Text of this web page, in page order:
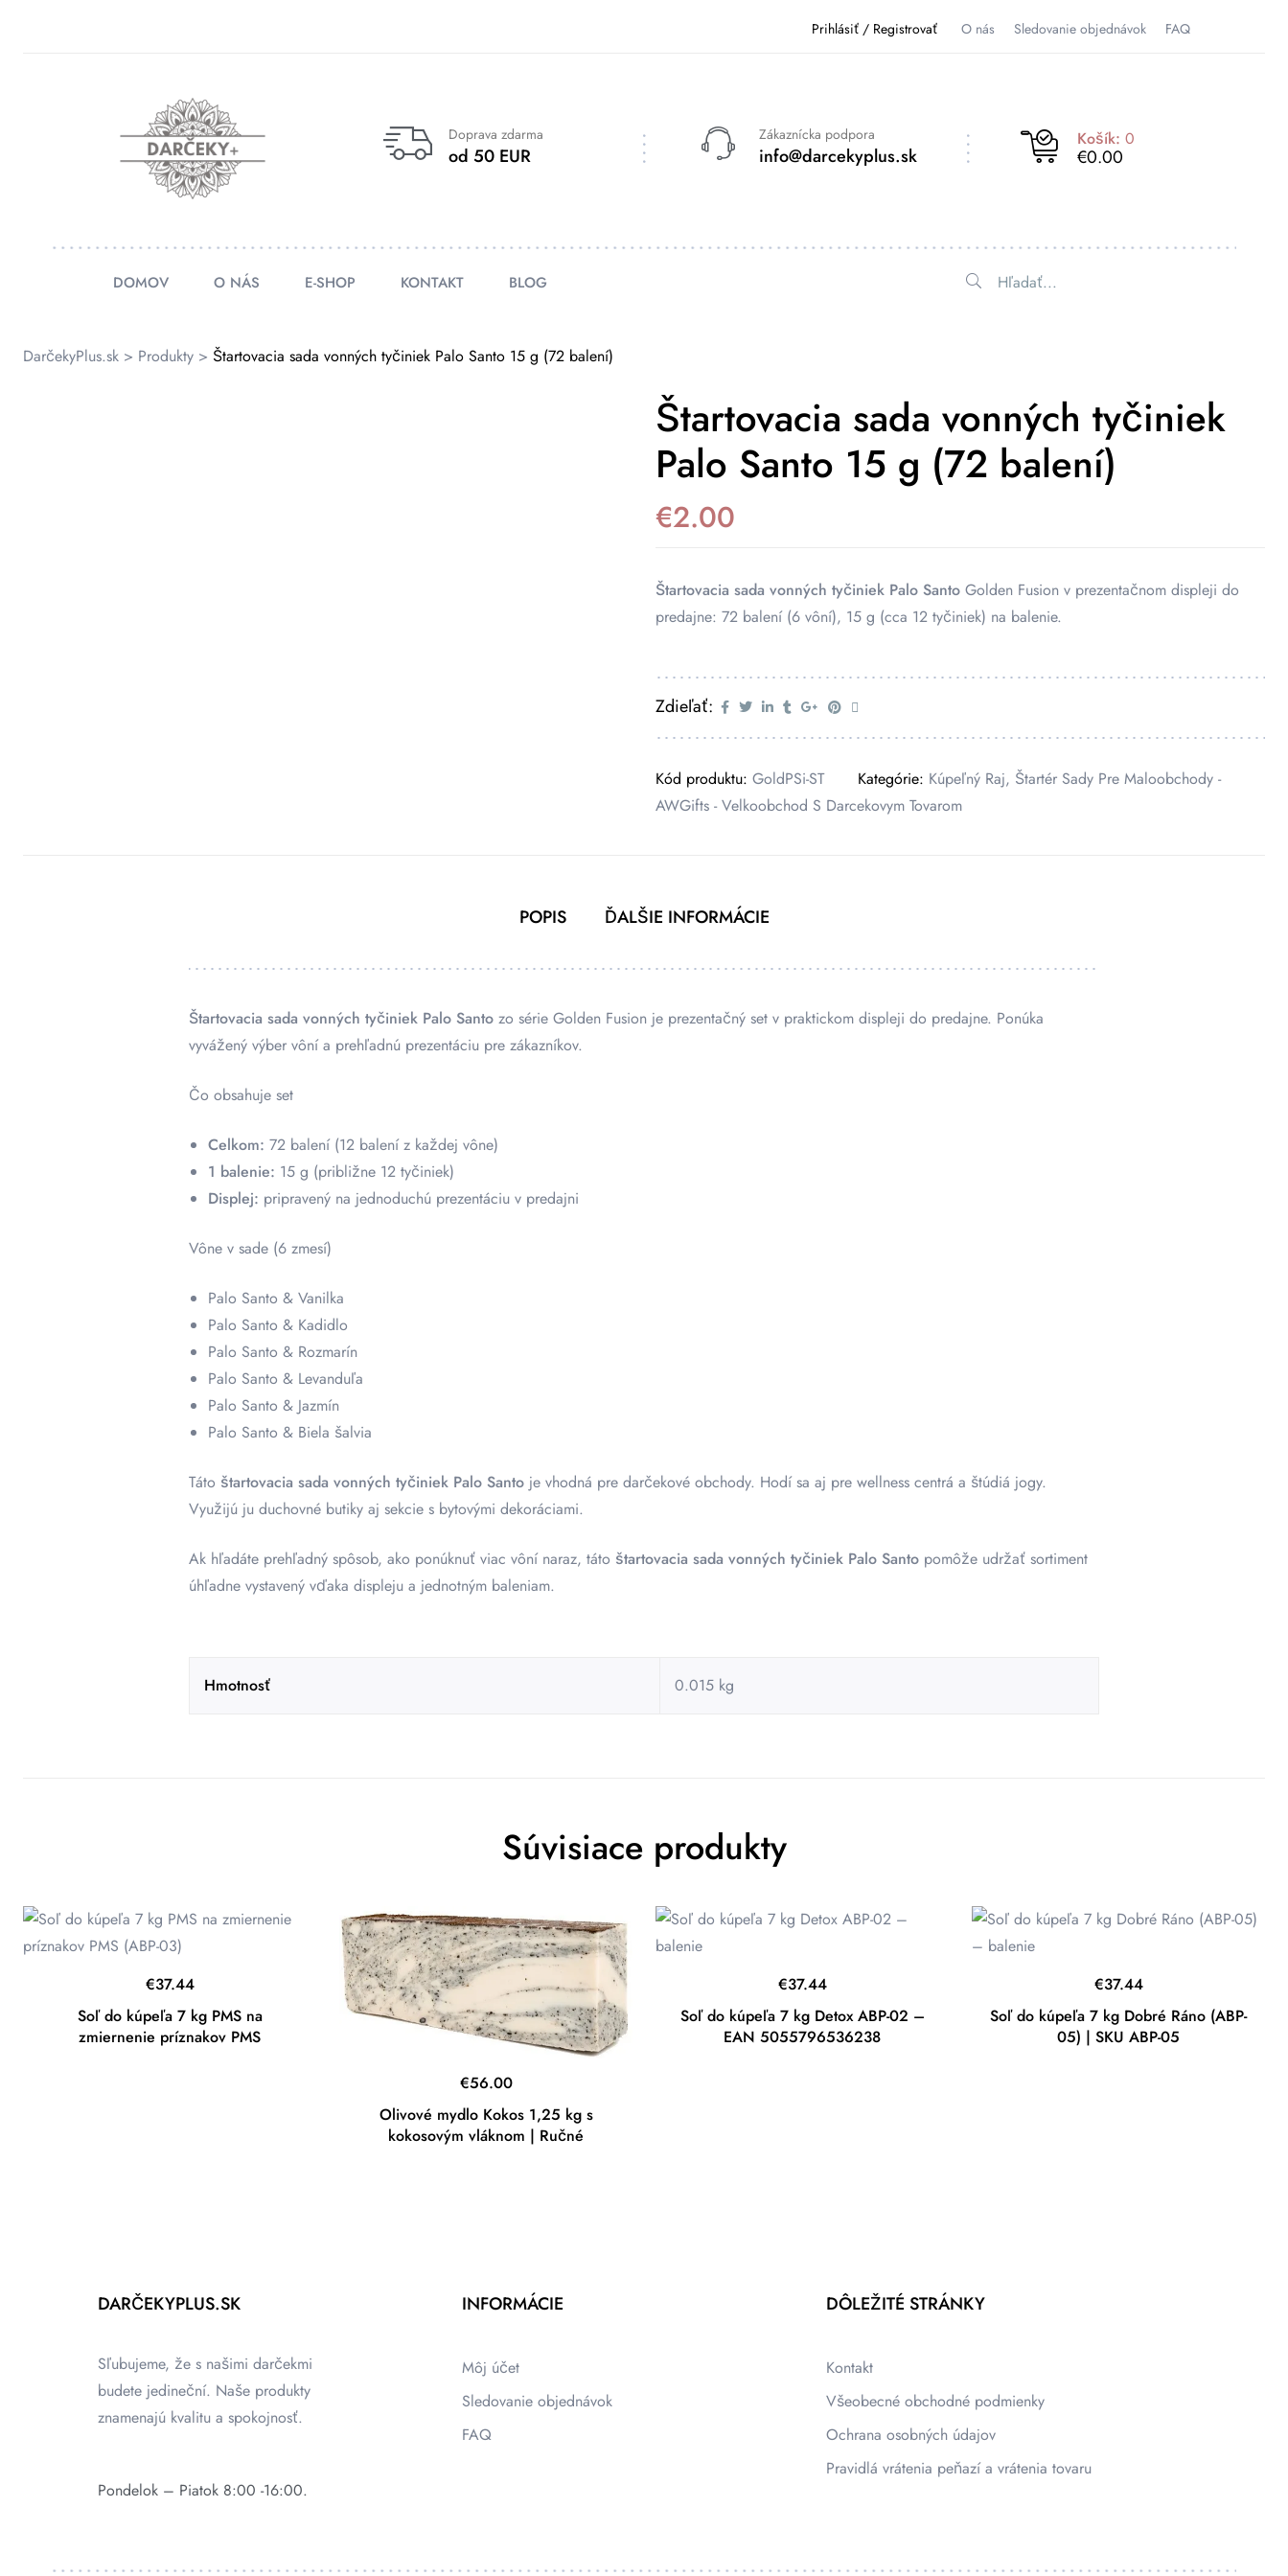
Prihlásiť / Registrovať O nás Sledovanie objednávok FAQ
Doprava zdarma
od 50 EUR
Zákaznícka podpora
info@darcekyplus.sk
Košík: 0
€0.00
DOMOV O NÁS E-SHOP KONTAKT BLOG
DarčekyPlus.sk > Produkty > Štartovacia sada vonných tyčiniek Palo Santo 15 g (72 balení)
Štartovacia sada vonných tyčiniek
Palo Santo 15 g (72 balení)
€2.00
Štartovacia sada vonných tyčiniek Palo Santo Golden Fusion v prezentačnom displeji do
predajne: 72 balení (6 vôní), 15 g (cca 12 tyčiniek) na balenie.
Zdieľať:
Kód produktu: GoldPSi-ST Kategórie: Kúpeľný Raj, Štartér Sady Pre Maloobchody -
AWGifts - Velkoobchod S Darcekovym Tovarom
POPIS ĎALŠIE INFORMÁCIE
Štartovacia sada vonných tyčiniek Palo Santo zo série Golden Fusion je prezentačný set v praktickom displeji do predajne. Ponúka
vyvážený výber vôní a prehľadnú prezentáciu pre zákazníkov.
Čo obsahuje set
Celkom: 72 balení (12 balení z každej vône)
1 balenie: 15 g (približne 12 tyčiniek)
Displej: pripravený na jednoduchú prezentáciu v predajni
Vône v sade (6 zmesí)
Palo Santo & Vanilka
Palo Santo & Kadidlo
Palo Santo & Rozmarín
Palo Santo & Levanduľa
Palo Santo & Jazmín
Palo Santo & Biela šalvia
Táto štartovacia sada vonných tyčiniek Palo Santo je vhodná pre darčekové obchody. Hodí sa aj pre wellness centrá a štúdiá jogy.
Využijú ju duchovné butiky aj sekcie s bytovými dekoráciami.
Ak hľadáte prehľadný spôsob, ako ponúknuť viac vôní naraz, táto štartovacia sada vonných tyčiniek Palo Santo pomôže udržať sortiment
úhľadne vystavený vďaka displeju a jednotným baleniam.
Hmotnosť 0.015 kg
Súvisiace produkty
Soľ do kúpeľa 7 kg PMS na
zmiernenie príznakov PMS
€37.44
Olivové mydlo Kokos 1,25 kg s
kokosovým vláknom | Ručné
€56.00
Soľ do kúpeľa 7 kg Detox ABP-02 –
EAN 5055796536238
€37.44
Soľ do kúpeľa 7 kg Dobré Ráno (ABP-
05) | SKU ABP-05
€37.44
DARČEKYPLUS.SK
Sľubujeme, že s našimi darčekmi
budete jedineční. Naše produkty
znamenajú kvalitu a spokojnosť.
Pondelok – Piatok 8:00 -16:00.
INFORMÁCIE
Môj účet
Sledovanie objednávok
FAQ
DÔLEŽITÉ STRÁNKY
Kontakt
Všeobecné obchodné podmienky
Ochrana osobných údajov
Pravidlá vrátenia peňazí a vrátenia tovaru